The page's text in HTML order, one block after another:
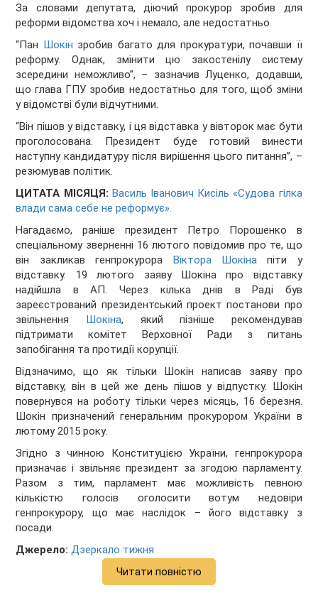
За словами депутата, діючий прокурор зробив для
реформи відомства хоч і немало, але недостатньо.
“Пан Шокін зробив багато для прокуратури, почавши її
реформу. Однак, змінити цю закостенілу систему
зсередини неможливо”, – зазначив Луценко, додавши,
що глава ГПУ зробив недостатньо для того, щоб зміни
у відомстві були відчутними.
“Він пішов у відставку, і ця відставка у вівторок має бути
проголосована. Президент буде готовий винести
наступну кандидатуру після вирішення цього питання”, –
резюмував політик.
ЦИТАТА МІСЯЦЯ: Василь Іванович Кисіль «Судова гілка
влади сама себе не реформує».
Нагадаємо, раніше президент Петро Порошенко в
спеціальному зверненні 16 лютого повідомив про те, що
він закликав генпрокурора Віктора Шокінапіти у
відставку. 19 лютого заяву Шокіна про відставку
надійшла в АП. Через кілька днів в Раді був
зареєстрований президентський проект постанови про
звільнення Шокіна, який пізніше рекомендував
підтримати комітет Верховної Ради з питань
запобігання та протидії корупції.
Відзначимо, що як тільки Шокін написав заяву про
відставку, він в цей же день пішов у відпустку. Шокін
повернувся на роботу тільки через місяць, 16 березня.
Шокін призначений генеральним прокурором України в
лютому 2015 року.
Згідно з чинною Конституцією України, генпрокурора
призначає і звільняє президент за згодою парламенту.
Разом з тим, парламент має можливість певною
кількістю голосів оголосити вотум недовіри
генпрокурору, що має наслідок – його відставку з
посади.
Джерело: Дзеркало тижня
Читати повністю